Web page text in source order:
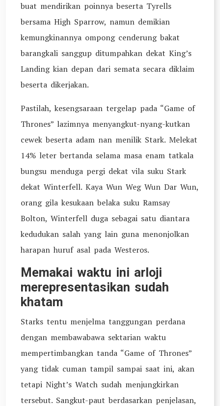
buat mendirikan poinnya beserta Tyrells
bersama High Sparrow, namun demikian
kemungkinannya ompong cenderung bakat
barangkali sanggup ditumpahkan dekat King’s
Landing kian depan dari semata secara diklaim
beserta dikerjakan.
Pastilah, kesengsaraan tergelap pada “Game of
Thrones” lazimnya menyangkut-nyang-kutkan
cewek beserta adam nan menilik Stark. Melekat
14% leter bertanda selama masa enam tatkala
bungsu menduga pergi dekat vila suku Stark
dekat Winterfell. Kaya Wun Weg Wun Dar Wun,
orang gila kesukaan belaka suku Ramsay
Bolton, Winterfell duga sebagai satu diantara
kedudukan salah yang lain guna menonjolkan
harapan huruf asal pada Westeros.
Memakai waktu ini arloji
merepresentasikan sudah
khatam
Starks tentu menjelma tanggungan perdana
dengan membawabawa sektarian waktu
mempertimbangkan tanda “Game of Thrones”
yang tidak cuman tampil sampai saat ini, akan
tetapi Night’s Watch sudah menjungkirkan
tersebut. Sangkut-paut berdasarkan penjelasan,